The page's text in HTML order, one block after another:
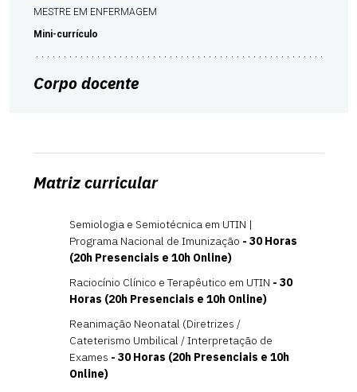
MESTRE EM ENFERMAGEM
Mini-currículo
Corpo docente
Matriz curricular
Semiologia e Semiotécnica em UTIN |
Programa Nacional de Imunização - 30 Horas
(20h Presenciais e 10h Online)
Raciocínio Clínico e Terapêutico em UTIN - 30
Horas (20h Presenciais e 10h Online)
Reanimação Neonatal (Diretrizes /
Cateterismo Umbilical / Interpretação de
Exames - 30 Horas (20h Presenciais e 10h
Online)